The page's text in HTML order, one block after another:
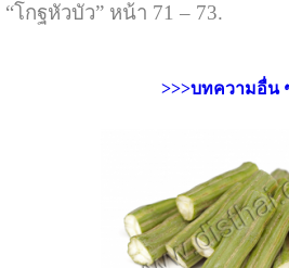
“โกฐหัวบัว” หน้า 71 – 73.
>>>บทความอื่น